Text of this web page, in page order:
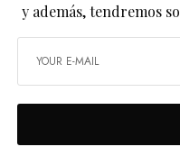
y además, tendremos